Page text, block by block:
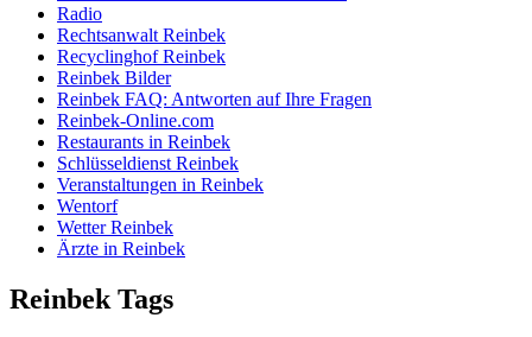
Radio
Rechtsanwalt Reinbek
Recyclinghof Reinbek
Reinbek Bilder
Reinbek FAQ: Antworten auf Ihre Fragen
Reinbek-Online.com
Restaurants in Reinbek
Schlüsseldienst Reinbek
Veranstaltungen in Reinbek
Wentorf
Wetter Reinbek
Ärzte in Reinbek
Reinbek Tags